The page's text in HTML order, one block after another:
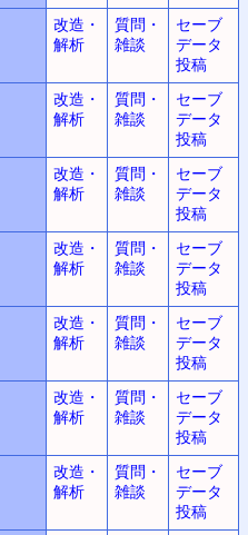
改造・
解析
質問・
雑談
セーブ
データ
投稿
改造・
解析
質問・
雑談
セーブ
データ
投稿
改造・
解析
質問・
雑談
セーブ
データ
投稿
改造・
解析
質問・
雑談
セーブ
データ
投稿
改造・
解析
質問・
雑談
セーブ
データ
投稿
改造・
解析
質問・
雑談
セーブ
データ
投稿
改造・
解析
質問・
雑談
セーブ
データ
投稿